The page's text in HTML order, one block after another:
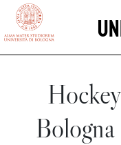
vai al contenuto della